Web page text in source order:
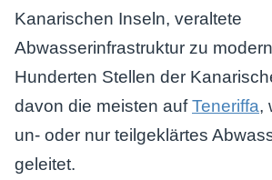
Kanarischen Inseln, veraltete
Abwasserinfrastruktur zu
Hunderten Stellen der
davon die meisten aufTeneriffa,
un- oder nur teilgeklärtes
geleitet.